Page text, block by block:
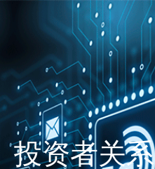
投资者关系